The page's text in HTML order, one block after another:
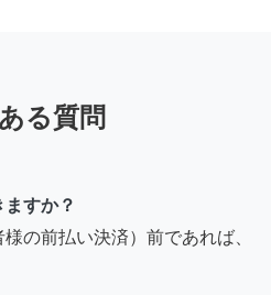
る質問
すか？
の前払い決済）前であれば、